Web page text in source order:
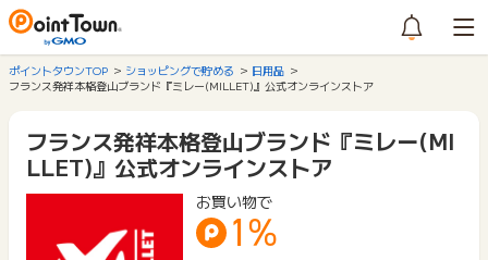
ポイントタウンTOP ショッピングで貯める
日用品
フランス発祥本格登山ブランド『ミレー(MILLET)』公式オンラインストア
フランス発祥本格登山ブランド『ミレー(MI
LLET)』公式オンラインストア
お買い物で
1%